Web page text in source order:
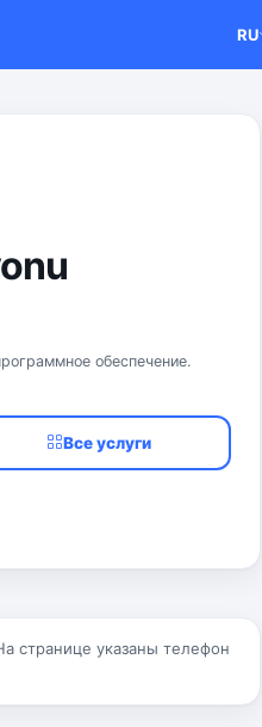
RU
обеспечение.
Все услуги
странице указаны телефон